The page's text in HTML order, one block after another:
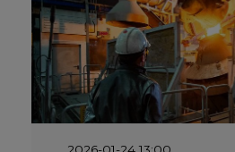
2026-01-24 13:00